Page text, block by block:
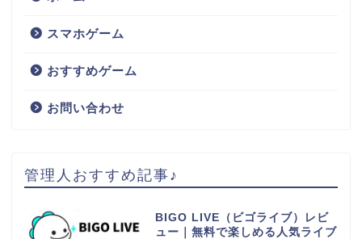
スマホゲーム
おすすめゲーム
お問い合わせ
管理人おすすめ記事♪
BIGO LIVE（ビゴライブ）レビ
ュー｜無料で楽しめる人気ライブ